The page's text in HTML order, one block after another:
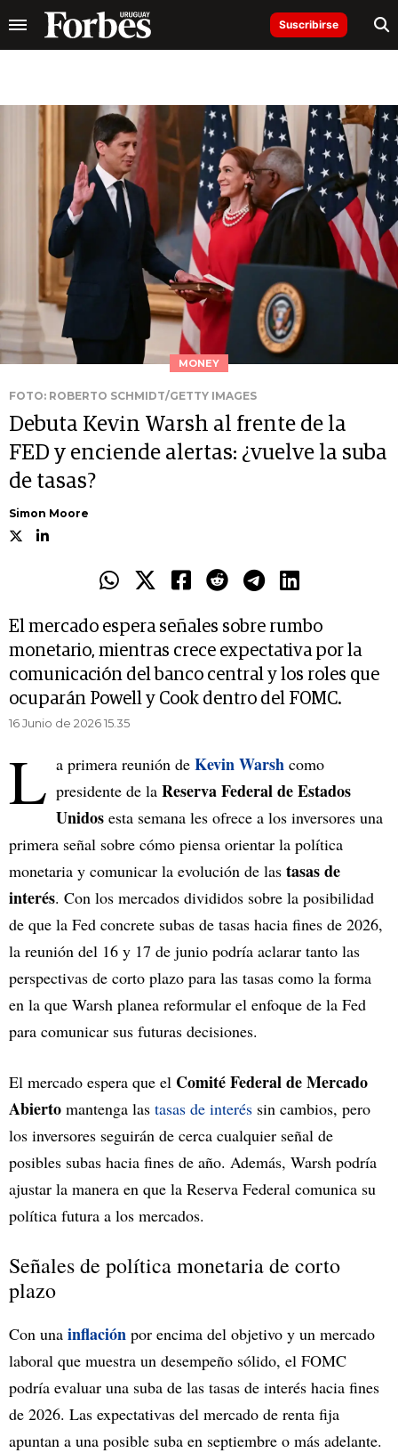
Suscribirse
MONEY
FOTO: ROBERTO SCHMIDT/GETTY IMAGES
Debuta Kevin Warsh al frente de la
FED y enciende alertas: ¿vuelve la suba
de tasas?
Simon Moore
El mercado espera señales sobre rumbo
monetario, mientras crece expectativa por la
comunicación del banco central y los roles que
ocuparán Powell y Cook dentro del FOMC.
16 Junio de 2026 15.35
L a primera reunión de Kevin Warsh como
presidente de la Reserva Federal de Estados
Unidos esta semana les ofrece a los inversores una
primera señal sobre cómo piensa orientar la política
monetaria y comunicar la evolución de las tasas de
interés. Con los mercados divididos sobre la posibilidad
de que la Fed concrete subas de tasas hacia fines de 2026,
la reunión del 16 y 17 de junio podría aclarar tanto las
perspectivas de corto plazo para las tasas como la forma
en la que Warsh planea reformular el enfoque de la Fed
para comunicar sus futuras decisiones.
El mercado espera que el Comité Federal de Mercado
Abierto mantenga las tasas de interés sin cambios, pero
los inversores seguirán de cerca cualquier señal de
posibles subas hacia fines de año. Además, Warsh podría
ajustar la manera en que la Reserva Federal comunica su
política futura a los mercados.
Señales de política monetaria de corto
plazo
Con una inflación por encima del objetivo y un mercado
laboral que muestra un desempeño sólido, el FOMC
podría evaluar una suba de las tasas de interés hacia fines
de 2026. Las expectativas del mercado de renta fija
apuntan a una posible suba en septiembre o más adelante.